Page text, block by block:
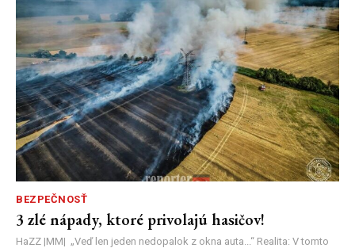
BEZPEČNOSŤ
3 zlé nápady, ktoré privolajú hasičov!
HaZZ |MM| ​„Veď len jeden nedopalok z okna auta...“ ​Realita: V tomto